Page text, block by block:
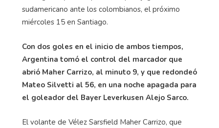
sudamericano ante los colombianos, el próximo
miércoles 15 en Santiago.
Con dos goles en el inicio de ambos tiempos,
Argentina tomó el control del marcador que
abrió Maher Carrizo, al minuto 9, y que redondeó
Mateo Silvetti al 56, en una noche apagada para
el goleador del Bayer Leverkusen Alejo Sarco.
El volante de Vélez Sarsfield Maher Carrizo, que